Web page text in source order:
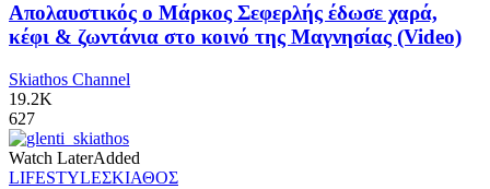
Απολαυστικός ο Μάρκος Σεφερλής έδωσε χαρά,
κέφι & ζωντάνια στο κοινό της Μαγνησίας (Video)
Skiathos Channel
19.2K
627
Watch LaterAdded
LIFESTYLEΣΚΙΑΘΟΣ